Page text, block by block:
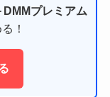
DMMプレミアム
！